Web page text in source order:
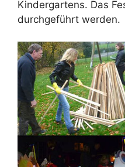
Kindergartens. Das
durchgeführt werden.